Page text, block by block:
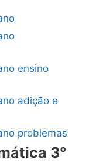
ensino
adição e
problemas
3°